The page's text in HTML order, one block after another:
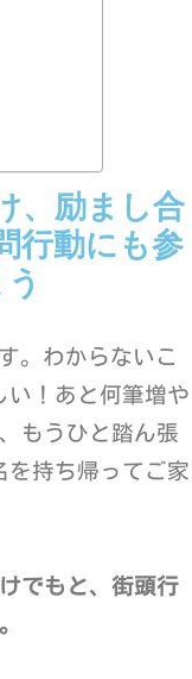
、励まし合
行動にも参
。わからないこ
い！あと何筆増や
もうひと踏ん張
を持ち帰ってご家
でもと、街頭行